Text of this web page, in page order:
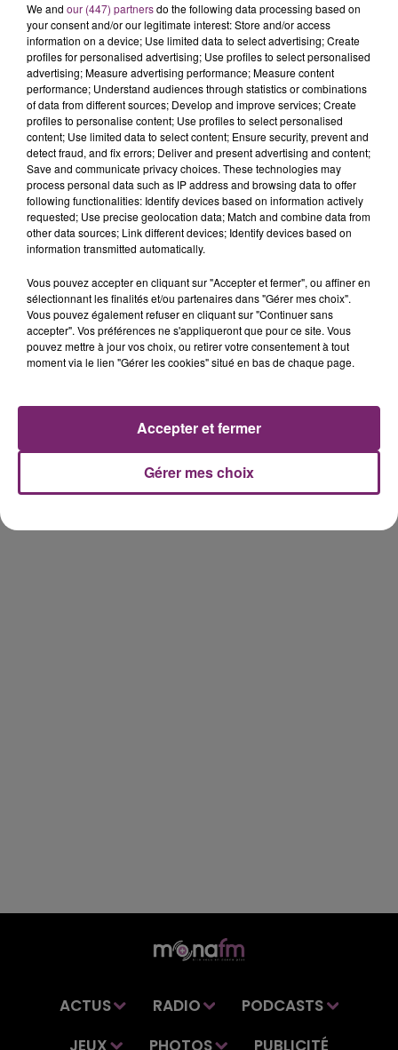
La Bulle - Guinguette éphémère
de Frelinghien !
éclipse solaire du 12 Août 2026
158 pompiers de la région sont
ACTUS RADIO
PODCASTS
We and our (447) partnersdo the following data processing based on
your consent and/or our legitimate interest: Store and/or access
information on a device; Use limited data to select advertising; Create
profiles for personalised advertising; Use profiles to select personalised
advertising; Measure advertising performance; Measure content
performance; Understand audiences through statistics or combinations
of data from different sources; Develop and improve services; Create
profiles to personalise content; Use profiles to select personalised
content; Use limited data to select content; Ensure security, prevent and
detect fraud, and fix errors; Deliver and present advertising and content;
Save and communicate privacy choices. These technologies may
process personal data such as IP address and browsing data to offer
following functionalities: Identify devices based on information actively
requested; Use precise geolocation data; Match and combine data from
other data sources; Link different devices; Identify devices based on
information transmitted automatically.
Vous pouvez accepter en cliquant sur "Accepter et fermer", ou affiner en
sélectionnant les finalités et/ou partenaires dans "Gérer mes choix".
Vous pouvez également refuser en cliquant sur "Continuer sans
accepter". Vos préférences ne s'appliqueront que pour ce site. Vous
pouvez mettre à jour vos choix, ou retirer votre consentement à tout
moment via le lien "Gérer les cookies" situé en bas de chaque page.
Gérer mes choix
Accepter et fermer